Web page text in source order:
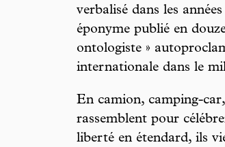
verbalisé dans les
éponyme publié en
ontologiste »
internationale dans le
En camion, camping-
rassemblent pour
liberté en étendard, ils